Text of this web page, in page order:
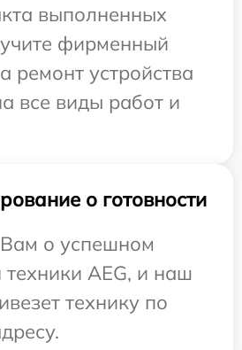
выполненных
фирменный
ремонт устройства
все виды работ и
о готовности
о успешном
техники AEG, и наш
технику по